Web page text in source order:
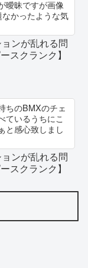
曖昧ですが画像
かったような気
ンが乱れる問
スクランク】
ちのBMXのチェ
ているうちにこ
と感心致しまし
ンが乱れる問
スクランク】